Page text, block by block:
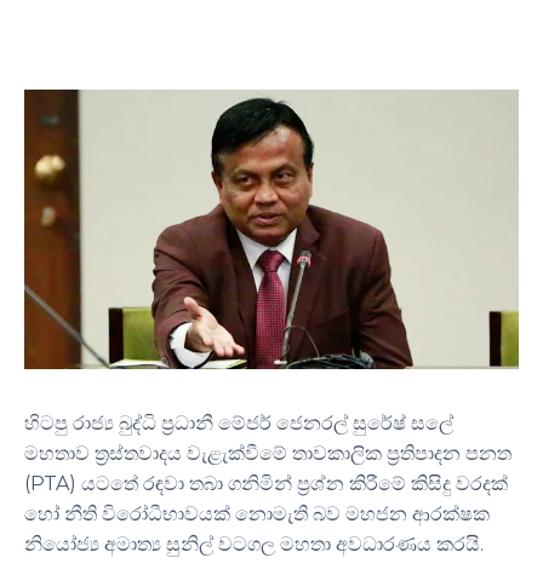
හිටපු රාජ්‍ය බුද්ධි ප්‍රධානී මේජර් ජෙනරල් සුරේෂ් සලේ
මහතාව ත්‍රස්තවාදය වැළැක්වීමේ තාවකාලික ප්‍රතිපාදන පනත
(PTA) යටතේ රඳවා තබා ගනිමින් ප්‍රශ්න කිරීමේ කිසිදු වරදක්
හෝ නීති විරෝධීභාවයක් නොමැති බව මහජන ආරක්ෂක
නියෝජ්‍ය අමාත්‍ය සුනිල් වටගල මහතා අවධාරණය කරයි.